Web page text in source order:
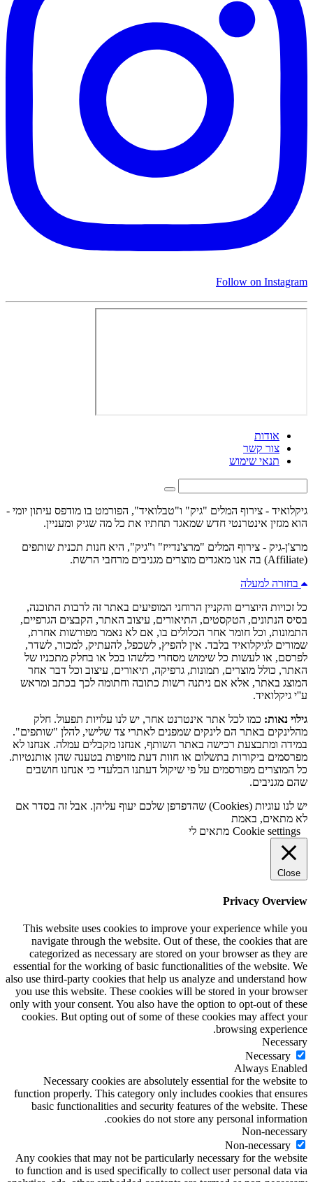
Follow on Instagram
אודות
צור קשר
תנאי שימוש
גיקלואיד - צירוף המלים "גיק" ו"טבלואיד", הפורמט בו מודפס עיתון יומי -
הוא מגזין אינטרנטי חדש שמאגד תחתיו את כל מה שגיק ומעניין.
מרצ'ן-גיק - צירוף המלים "מרצ'נדייז" ו"גיק", היא חנות תכנית שותפים
(Affiliate) בה אנו מאגדים מוצרים מגניבים מרחבי הרשת.
בחזרה למעלה
כל זכויות היוצרים והקניין הרוחני המופיעים באתר זה לרבות התוכנה,
בסיס הנתונים, הטקסטים, התיאורים, עיצוב האתר, הקבצים הגרפיים,
התמונות, וכל חומר אחר הכלולים בו, אם לא נאמר מפורשות אחרת,
שמורים לגיקלואיד בלבד. אין להפיץ, לשכפל, להעתיק, למכור, לשדר,
לפרסם, או לעשות כל שימוש מסחרי כלשהו בכל או בחלק מתכניו של
האתר, כולל מוצרים, תמונות, גרפיקה, תיאורים, עיצוב וכל דבר אחר
המוצג באתר, אלא אם ניתנה רשות כתובה וחתומה לכך בכתב ומראש
ע''י גיקלואיד.
גילוי נאות: כמו לכל אתר אינטרנט אחר, יש לנו עלויות תפעול. חלק
מהלינקים באתר הם לינקים שמפנים לאתרי צד שלישי, להלן "שותפים".
במידה ומתבצעת רכישה באתר השותף, אנחנו מקבלים עמלה. אנחנו לא
מפרסמים ביקורות בתשלום או חוות דעת מזויפות בטענה שהן אותנטיות.
כל המוצרים מפורסמים על פי שיקול דעתנו הבלעדי כי אנחנו חושבים
שהם מגניבים.
יש לנו עוגיות (Cookies) שהדפדפן שלכם יעוף עליהן. אבל זה בסדר אם
לא מתאים, באמת
Cookie settings מתאים לי
Close
Privacy Overview
This website uses cookies to improve your experience while you
navigate through the website. Out of these, the cookies that are
categorized as necessary are stored on your browser as they are
essential for the working of basic functionalities of the website. We
also use third-party cookies that help us analyze and understand how
you use this website. These cookies will be stored in your browser
only with your consent. You also have the option to opt-out of these
cookies. But opting out of some of these cookies may affect your
browsing experience.
Necessary
Necessary
Always Enabled
Necessary cookies are absolutely essential for the website to
function properly. This category only includes cookies that ensures
basic functionalities and security features of the website. These
cookies do not store any personal information.
Non-necessary
Non-necessary
Any cookies that may not be particularly necessary for the website
to function and is used specifically to collect user personal data via